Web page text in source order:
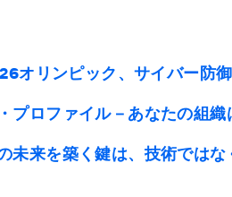
オリンピック、サイバー防
プロファイル－あなたの組
未来を築く鍵は、技術ではな